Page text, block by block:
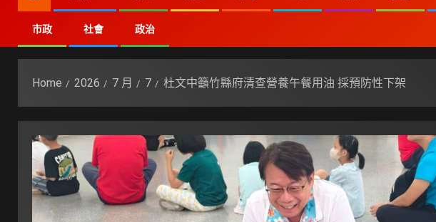
市政 社會 政治
Home 2026 7 月 7 杜文中籲竹縣府清查營養午餐用油 採預防性下架